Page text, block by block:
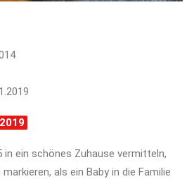
ein schönes Zuhause vermitteln,
als ein Baby in die Familie